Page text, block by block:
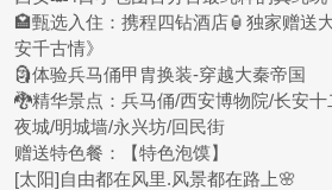
🏩甄选入住：携程四钻酒店🏮独家赠送
安千古情》
🗿体验兵马俑甲胄换装-穿越大秦帝国
🐉精华景点：兵马俑/西安博物院/长安
夜城/明城墙/永兴坊/回民街
赠送特色餐：【特色泡馍】
[太阳]自由都在风里.风景都在路上🌸